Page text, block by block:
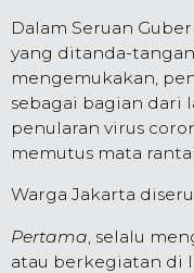
Dalam Seruan
yang ditanda-
mengemukakan,
sebagai bagian dari
penularan virus
memutus mata
Warga Jakarta
Pertama , selalu
atau berkegiatan di